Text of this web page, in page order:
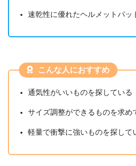
速乾性に優れたヘルメットパッ
こんな人におすすめ
通気性がいいものを探している
サイズ調整ができるものを求め
軽量で衝撃に強いものを探して